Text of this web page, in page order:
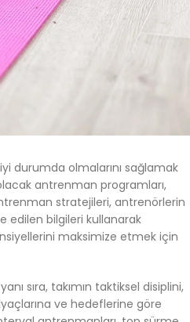
durumda olmalarını sağlamak
antrenman programları,
stratejileri, antrenörlerin
edilen bilgileri kullanarak
maksimize etmek için
sıra, takımın taktiksel disiplini,
ve hedeflerine göre